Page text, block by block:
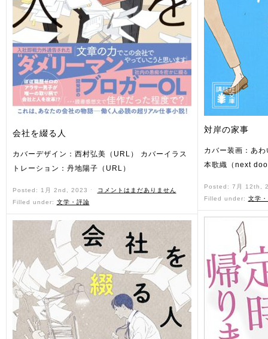
会社を綴る人
カバーデザイン：西村弘美（URL） カバーイラス
トレーション：丹地陽子（URL）
Posted: 1月 2nd, 2023 ˑ
コメントはまだありません
Filled under: 文学・評論
対岸の家事
カバー装画：あ
本歌織（next
Posted: 7月 12th,
Filled under: 文学